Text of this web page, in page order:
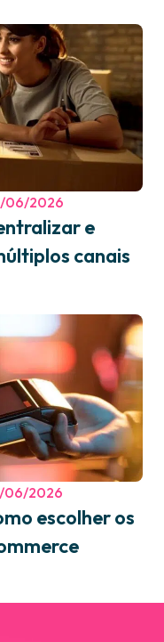
06/2026
e
canais
06/2026
escolher os